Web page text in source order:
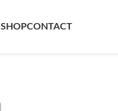
SHOPCONTACT